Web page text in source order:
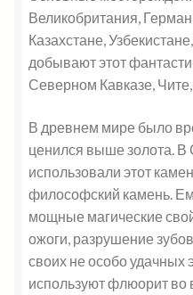
Великобритания,
Казахстане,
добывают этот
Северном Кавказе,
В древнем мире было
ценился выше золота. В
использовали этот
философский камень.
мощные магические
ожоги, разрушение
своих не особо удачных
используют флюорит во